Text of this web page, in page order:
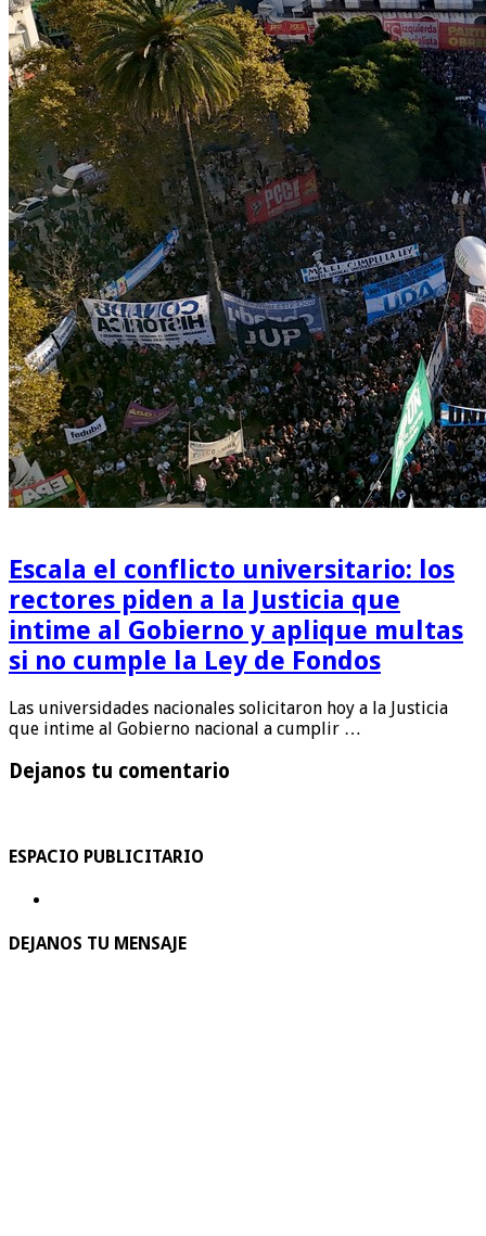
Escala el conflicto universitario: los
rectores piden a la Justicia que
intime al Gobierno y aplique multas
si no cumple la Ley de Fondos
Las universidades nacionales solicitaron hoy a la Justicia
que intime al Gobierno nacional a cumplir …
Dejanos tu comentario
ESPACIO PUBLICITARIO
DEJANOS TU MENSAJE